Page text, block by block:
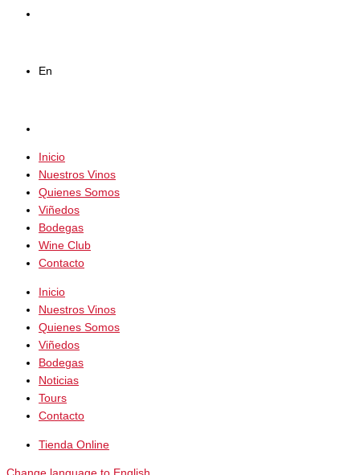
En
Inicio
Nuestros Vinos
Quienes Somos
Viñedos
Bodegas
Wine Club
Contacto
Inicio
Nuestros Vinos
Quienes Somos
Viñedos
Bodegas
Noticias
Tours
Contacto
Tienda Online